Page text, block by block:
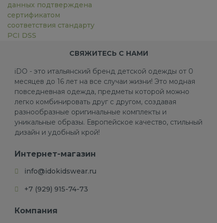
данных подтверждена
сертификатом
соответствия стандарту
PCI DSS
СВЯЖИТЕСЬ С НАМИ
iDO - это итальянский бренд детской одежды от 0
месяцев до 16 лет на все случаи жизни! Это модная
повседневная одежда, предметы которой можно
легко комбинировать друг с другом, создавая
разнообразные оригинальные комплекты и
уникальные образы. Европейское качество, стильный
дизайн и удобный крой!
Интернет-магазин
info@idokidswear.ru
+7 (929) 915-74-73
Компания